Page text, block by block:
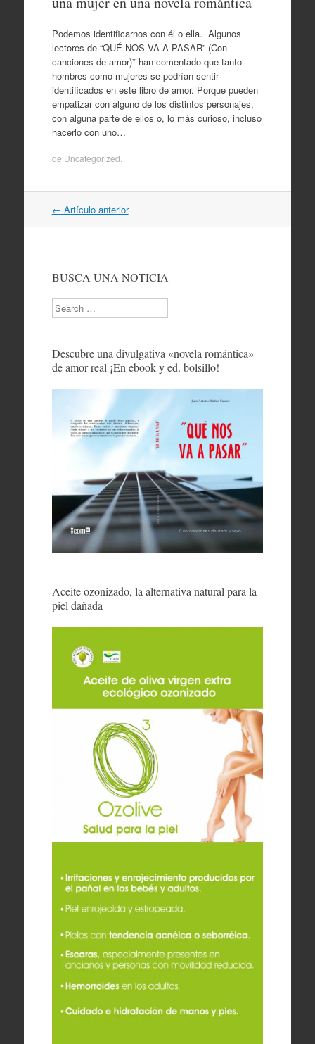
Podemos identificarnos con él o ella. Algunos
lectores de “QUÉ NOS VA A PASAR” (Con
canciones de amor)* han comentado que tanto
hombres como mujeres se podrían sentir
identificados en este libro de amor. Porque pueden
empatizar con alguno de los distintos personajes,
con alguna parte de ellos o, lo más curioso, incluso
hacerlo con uno…
de Uncategorized
Navegación
← Artículo anterior
BUSCA UNA NOTICIA
Search
Descubre una divulgativa «novela romántica»
de amor real ¡En ebook y ed. bolsillo!
Aceite ozonizado, la alternativa natural para la
piel dañada